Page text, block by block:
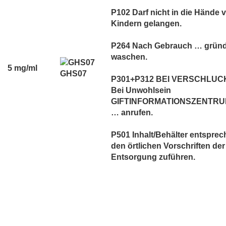
5 mg/ml
GHS07
P102 Darf nicht in die Hände
Kindern gelangen.
P264 Nach Gebrauch …
waschen.
P301+P312 BEI
Bei Unwohlsein
… anrufen.
P501 Inhalt/Behälter
den örtlichen Vorschriften der
Entsorgung zuführen.